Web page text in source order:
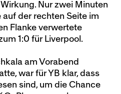
Nur zwei Minuten
der rechten Seite im
Flanke verwertete
1:0 für Liverpool.
am Vorabend
war für YB klar, dass
sind, um die Chance